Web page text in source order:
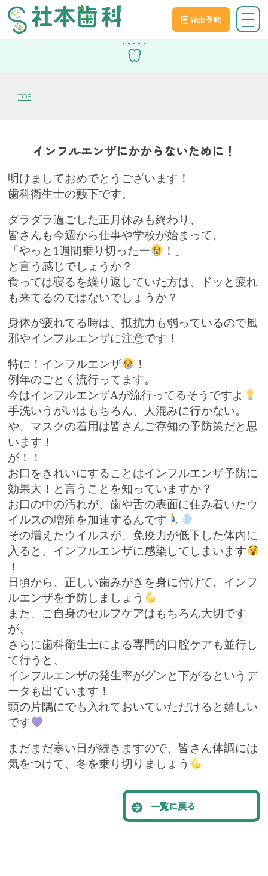
Web予約
スタッフブログ
TOP
インフルエンザにかからないために！
明けましておめでとうございます！
歯科衛生士の藪下です。
ダラダラ過ごした正月休みも終わり、
皆さんも今週から仕事や学校が始まって、
「やっと 1週間乗り切ったー
！」
と言う感じでしょうか？
食っては寝るを繰り返していた方は、ドッと疲れ
も来てるのではないでしょうか？
身体が疲れてる時は、抵抗力も弱っているので風
邪やインフルエンザに注意です！
特に！インフルエンザ
！
例年のごとく流行ってます。
今はインフルエンザAが流行ってるそうですよ
手洗いうがいはもちろん、人混みに行かない。
や、マスクの着用は皆さんご存知の予防策だと思
います！
が！！
お口をきれいにすることはインフルエンザ予防に
効果大！と言うことを知っていますか？
お口の中の汚れが、歯や舌の表面に住み着いたウ
イルスの増殖を加速するんです
その増えたウイルスが、免疫力が低下した体内に
入ると、インフルエンザに感染してしまいます
！
日頃から、正しい歯みがきを身に付けて、インフ
ルエンザを予防しましょう
また、ご自身のセルフケアはもちろん大切です
が、
さらに歯科衛生士による専門的口腔ケアも並行し
て行うと、
インフルエンザの発生率がグンと下がるというデ
ータも出ています！
頭の片隅にでも入れておいていただけると嬉しい
です
まだまだ寒い日が続きますので、皆さん体調には
気をつけて、冬を乗り切りましょう
一覧に戻る